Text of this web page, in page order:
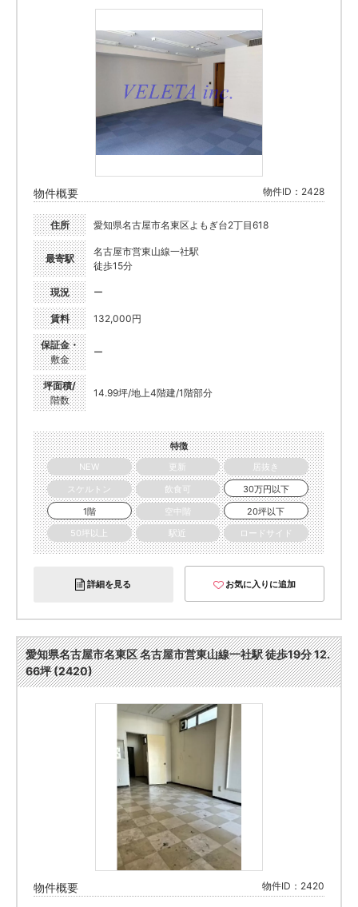
物件概要 物件ID：2428
住所 愛知県名古屋市名東区よもぎ台2丁目618
最寄駅
名古屋市営東山線一社駅
徒歩15分
現況 ー
賃料 132,000円
保証金・
敷金
ー
坪面積/
階数
14.99坪/地上4階建/1階部分
特徴
NEW
更新
居抜き
スケルトン
飲食可
30万円以下
1階
空中階
20坪以下
50坪以上
駅近 ロードサイド
詳細を見る お気に入りに追加
愛知県名古屋市名東区 名古屋市営東山線一社駅 徒歩19分 12.
66坪 (2420)
物件概要 物件ID：2420